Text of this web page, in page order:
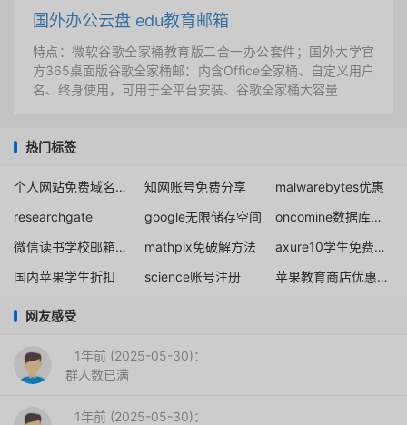
国外办公云盘 edu教育邮箱
特点：微软谷歌全家桶教育版二合一办公套件；国外大学官
方365桌面版谷歌全家桶邮：内含Office全家桶、自定义用户
名、终身使用，可用于全平台安装、谷歌全家桶大容量
热门标签
个人网站免费域名注册 知网账号免费分享
malwarebytes优惠
researchgate
google无限储存空间
oncomine数据库账号非分享购买独享
微信读书学校邮箱免费领
mathpix免破解方法
axure10学生免费认证
国内苹果学生折扣
science账号注册 苹果教育商店优惠资格验证
网友感受
1年前 (2025-05-30)：
群人数已满
1年前 (2025-05-30)：